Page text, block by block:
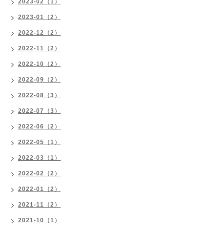
2023-02（1）
2023-01（2）
2022-12（2）
2022-11（2）
2022-10（2）
2022-09（2）
2022-08（3）
2022-07（3）
2022-06（2）
2022-05（1）
2022-03（1）
2022-02（2）
2022-01（2）
2021-11（2）
2021-10（1）